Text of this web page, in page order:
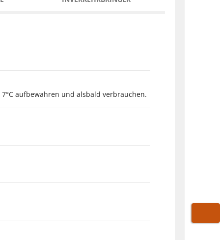
aufbewahren und alsbald verbrauchen.